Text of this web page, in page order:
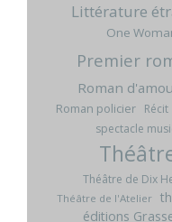
Littérature
One
Premier
Roman
Roman policier Récit
spectacle
Théâtre de Dix
Théâtre de l'Atelier
éditions